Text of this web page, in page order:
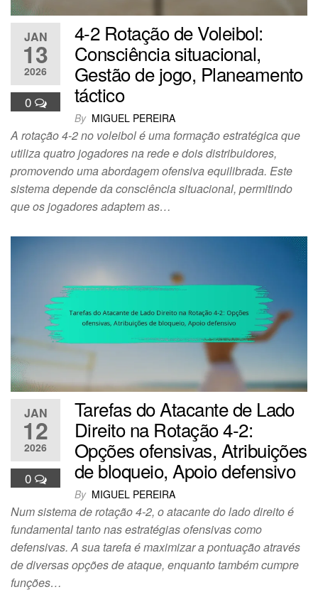
JAN
13
2026
0
4-2 Rotação de Voleibol:
Consciência situacional,
Gestão de jogo, Planeamento
táctico
By MIGUEL PEREIRA
A rotação 4-2 no voleibol é uma formação estratégica que
utiliza quatro jogadores na rede e dois distribuidores,
promovendo uma abordagem ofensiva equilibrada. Este
sistema depende da consciência situacional, permitindo
que os jogadores adaptem as…
JAN
12
2026
0
Tarefas do Atacante de Lado
Direito na Rotação 4-2:
Opções ofensivas, Atribuições
de bloqueio, Apoio defensivo
By MIGUEL PEREIRA
Num sistema de rotação 4-2, o atacante do lado direito é
fundamental tanto nas estratégias ofensivas como
defensivas. A sua tarefa é maximizar a pontuação através
de diversas opções de ataque, enquanto também cumpre
funções…